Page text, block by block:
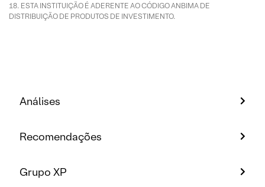
ESTA INSTITUIÇÃO É ADERENTE AO CÓDIGO ANBIMA DE
DISTRIBUIÇÃO DE PRODUTOS DE INVESTIMENTO.
Análises
Recomendações
Grupo XP